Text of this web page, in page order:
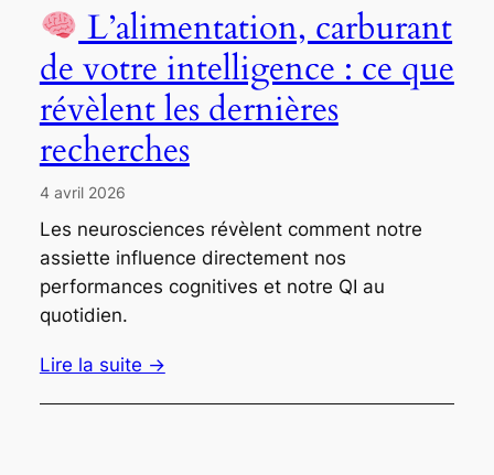
L’alimentation, carburant
de votre intelligence : ce que
révèlent les dernières
recherches
4 avril 2026
Les neurosciences révèlent comment notre
assiette influence directement nos
performances cognitives et notre QI au
quotidien.
Lire la suite →